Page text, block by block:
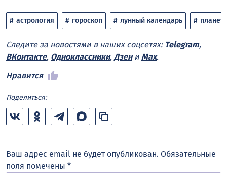
астрология гороскоп лунный календарь
Следите за новостями в наших соцсетях: Telegram,
ВКонтакте, Одноклассники, Дзени Max.
Нравится
Поделиться:
Ваш адрес email не будет опубликован. Обязательные
поля помечены *